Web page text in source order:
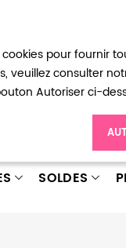
pour fournir
veuillez consulter
Autoriser ci-
Ma liste
SOLDES